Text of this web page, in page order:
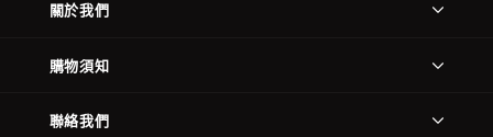
關於我們
購物須知
聯絡我們